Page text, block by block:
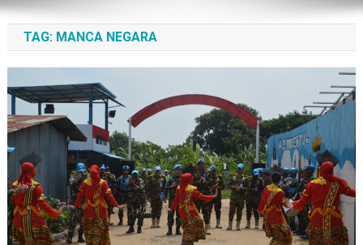
TAG: MANCA NEGARA